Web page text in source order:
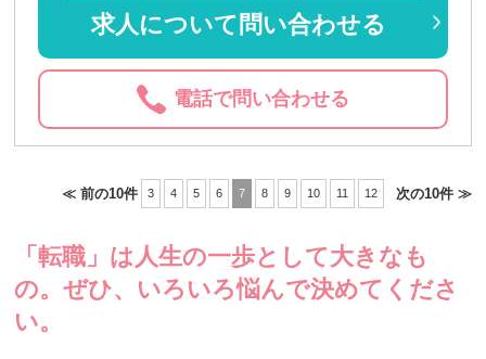
求人について問い合わせる
電話で問い合わせる
≪ 前の10件 3 4 5 6 7 8 9 10 11 12 次の10件 ≫
「転職」は人生の一歩として大きなも
の。ぜひ、いろいろ悩んで決めてくださ
い。